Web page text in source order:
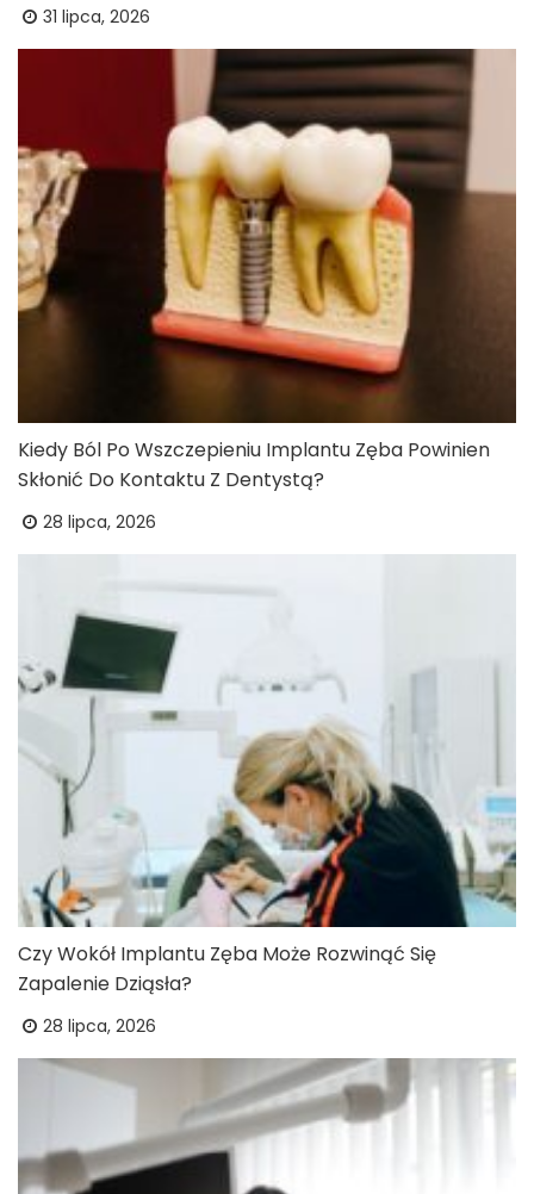
31 lipca, 2026
Kiedy Ból Po Wszczepieniu Implantu Zęba Powinien
Skłonić Do Kontaktu Z Dentystą?
28 lipca, 2026
Czy Wokół Implantu Zęba Może Rozwinąć Się
Zapalenie Dziąsła?
28 lipca, 2026